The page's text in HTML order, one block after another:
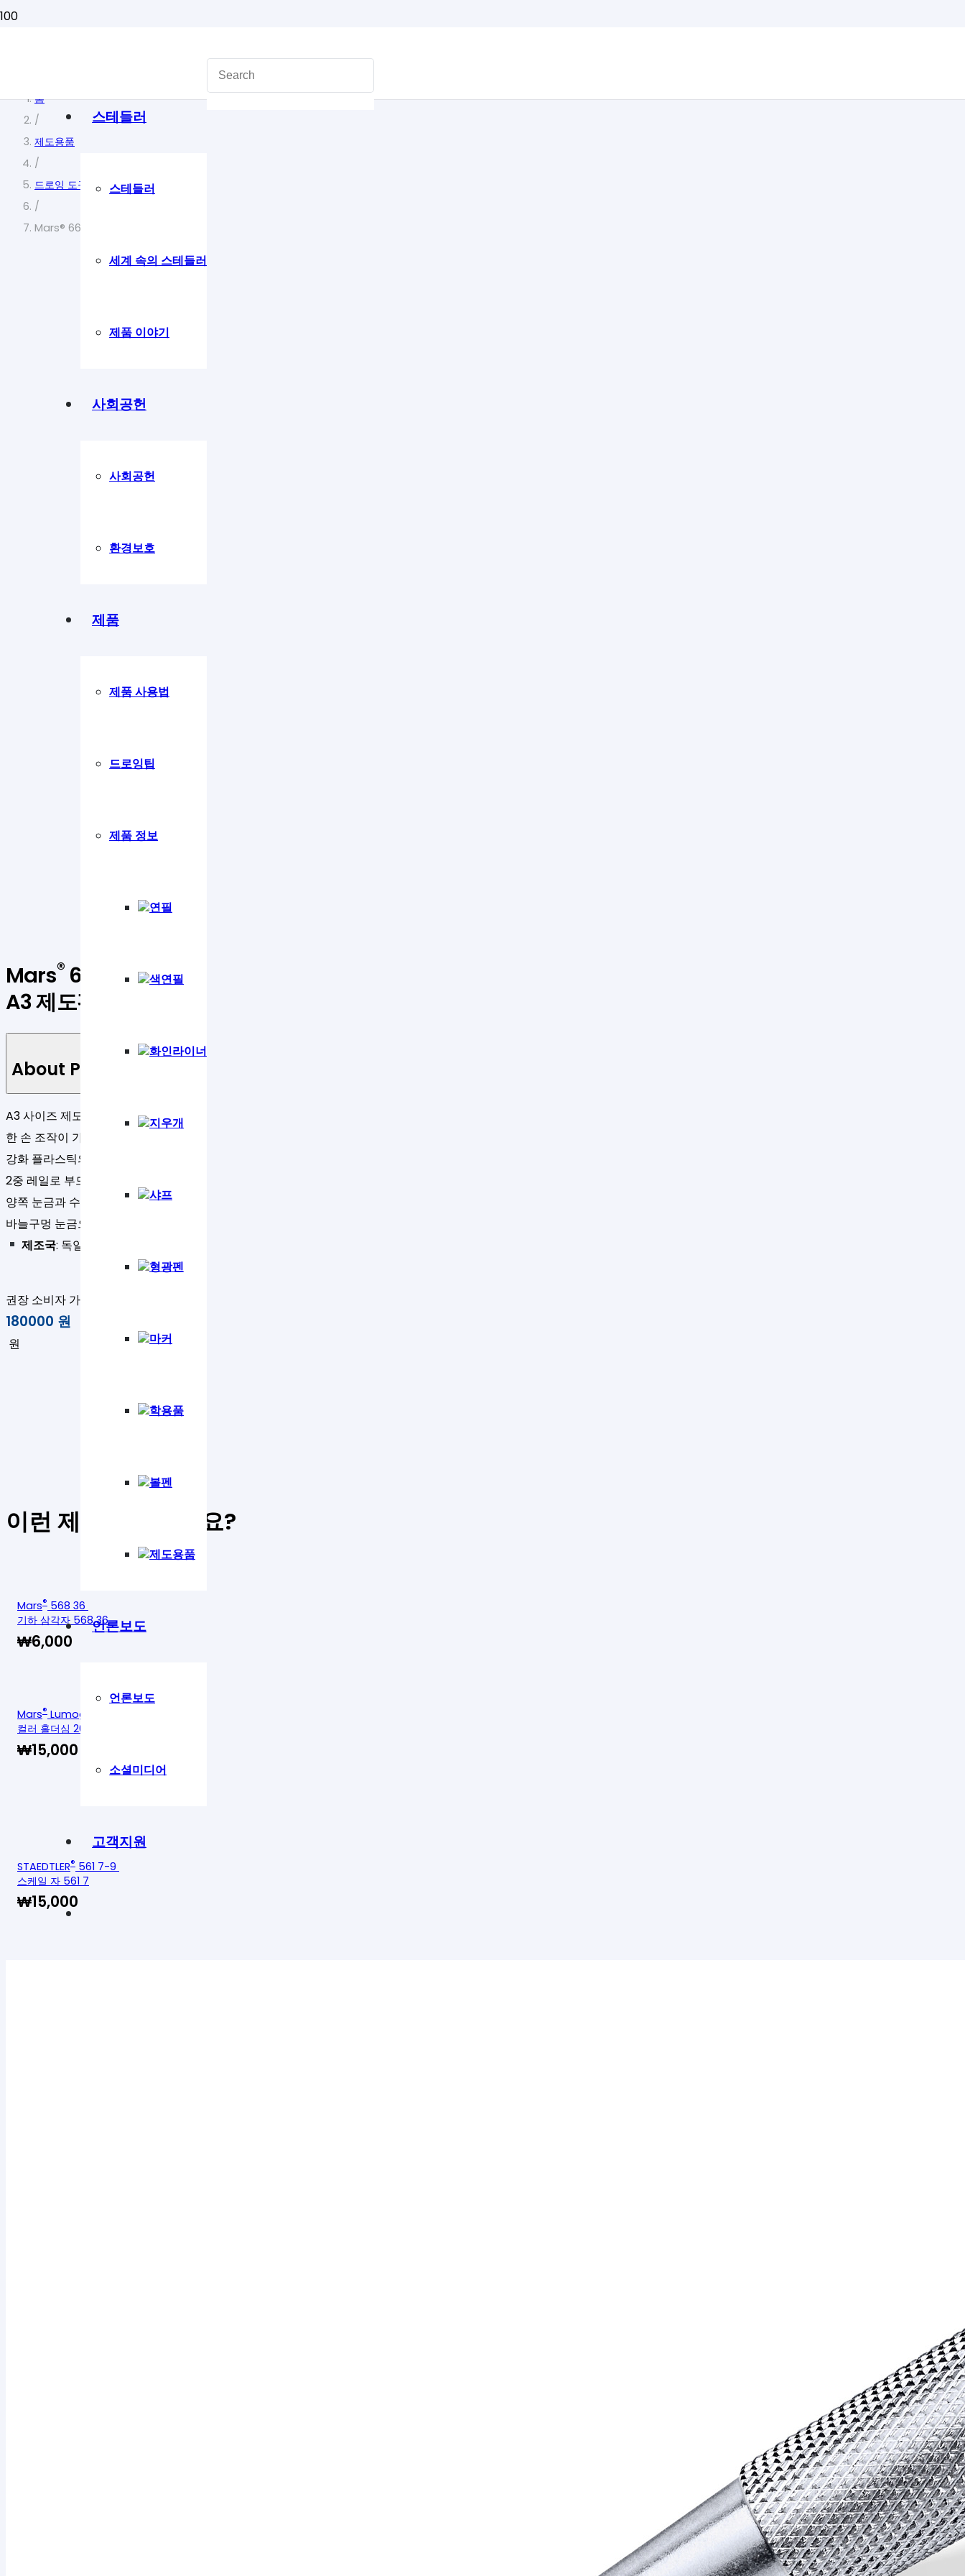
스테들러
스테들러
세계 속의 스테들러
제품 이야기
사회공헌
사회공헌
환경보호
제품
제품 사용법
드로잉팁
제품 정보
연필
색연필
화인라이너
지우개
샤프
형광펜
마커
학용품
볼펜
제도용품
언론보도
언론보도
소셜미디어
고객지원
홈
/
제도용품
/
드로잉 도구
/
Mars® 661 A3 A3 제도판 661
Mars®661 A3
A3 제도판 661
About Product
A3 사이즈 제도판
한 손 조작이 가능한 이중 잠금장치
강화 플라스틱의 강한 내구성
2중 레일로 부드럽게 미끄러지는 자
양쪽 눈금과 수평draft arm
바늘구멍 눈금으로 정확한 세팅 가능
제조국: 독일
권장 소비자 가격 :
180000 원
원
이런 제품은 어떠세요?
Mars® 568 36
기하 삼각자 568 36
₩6,000
Mars® Lumograph 204 S
컬러 홀더심 204-S
₩15,000
STAEDTLER® 561 7-9
스케일 자 561 7
₩15,000